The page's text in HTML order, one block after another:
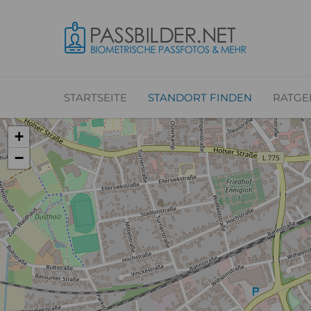
STARTSEITE STANDORT FINDEN
+
−